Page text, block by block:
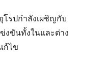
รปกำลังเผชิญกับ
งขันทั้งในและต่าง
ก้ไข